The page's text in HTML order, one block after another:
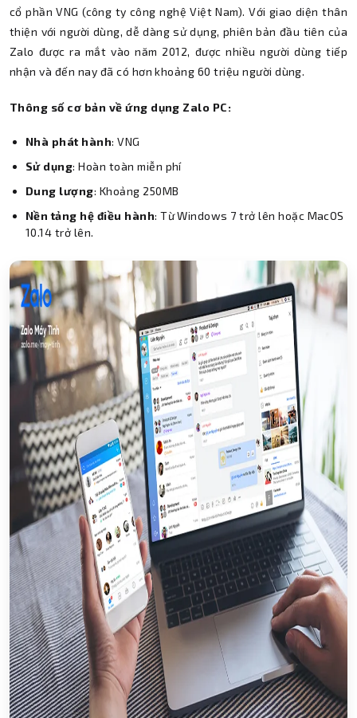
cổ phần VNG (công ty công nghệ Việt Nam). Với giao diện thân
thiện với người dùng, dễ dàng sử dụng, phiên bản đầu tiên của
Zalo được ra mắt vào năm 2012, được nhiều người dùng tiếp
nhận và đến nay đã có hơn khoảng 60 triệu người dùng.
Thông số cơ bản về ứng dụng Zalo PC:
Nhà phát hành: VNG
Sử dụng: Hoàn toàn miễn phí
Dung lượng: Khoảng 250MB
Nền tảng hệ điều hành: Từ Windows 7 trở lên hoặc MacOS
10.14 trở lên.